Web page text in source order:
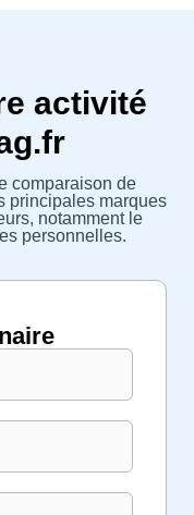
activité
comparaison de
principales marques
notamment le
personnelles.